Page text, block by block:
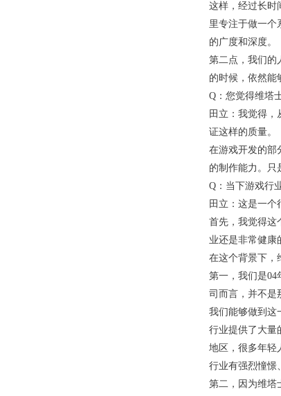
这样，经过长时
里专注于做一个
的广度和深度。
第二点，我们的
的时候，依然能
Q：您觉得维塔
田立：我觉得
证这样的质量。
在游戏开发的部
的制作能力。只
Q：当下游戏行
田立：这是一个
首先，我觉得这
业还是非常健康
在这个背景下，
第一，我们是04
司而言，并不是
我们能够做到这
行业提供了大量
地区，很多年轻
行业有强烈憧憬
第二，因为维塔